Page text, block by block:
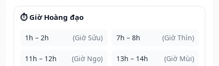
⏱️ Giờ Hoàng đạo
1h – 2h (Giờ Sửu) 7h – 8h (Giờ Thìn)
11h – 12h (Giờ Ngọ) 13h – 14h (Giờ Mùi)